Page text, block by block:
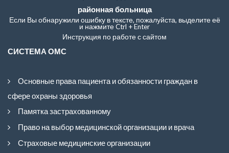
районная больница
Если Вы обнаружили ошибку в тексте, пожалуйста, выделите её
и нажмите Ctrl + Enter
Инструкция по работе с сайтом
СИСТЕМА ОМС
Основные права пациента и обязанности граждан в
сфере охраны здоровья
Памятка застрахованному
Право на выбор медицинской организации и врача
Страховые медицинские организации